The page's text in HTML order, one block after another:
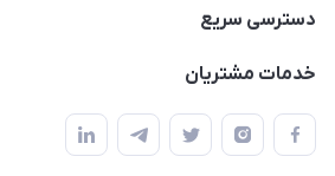
09106753413
دسترسی سریع
حساب کاربری
لیست محصولات
خدمات مشتریان
قوانین و مقررات
حریم خصوصی